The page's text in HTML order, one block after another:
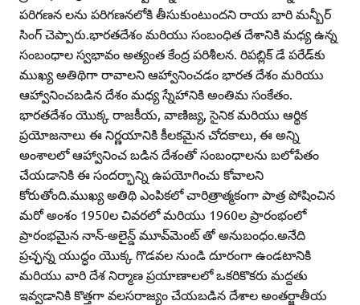
పరిగణన లను పరిగణనలోకి తీసుకుంటుందని రాయ బారి మన్బీర్‌
సింగ్‌ చెప్పారు.భారతదేశం మరియు సంబంధిత దేశానికి మధ్య ఉన్న
సంబంధాల స్వభావం అత్యంత కేంద్ర పరిశీలన. రిపబ్లిక్‌ డే పరేడ్‌కు
ముఖ్య అతిథిగా రావాలని ఆహ్వానించడం భారత దేశం మరియు
ఆహ్వానించబడిన దేశం మధ్య స్నేహానికి అంతిమ సంకేతం.
భారతదేశం యొక్క రాజకీయ, వాణిజ్య, సైనిక మరియు ఆర్థిక
ప్రయోజనాలు ఈ నిర్ణయానికి కీలకమైన చోదకాలు, ఈ అన్ని
అంశాలలో ఆహ్వానించ బడిన దేశంతో సంబంధాలను బలోపేతం
చేయడానికి ఈ సందర్భాన్ని ఉపయోగించు కోవాలని
కోరుతోంది.ముఖ్య అతిథి ఎంపికలో చారిత్రాత్మకంగా పాత్ర పోషించిన
మరో అంశం 1950ల చివరలో మరియు 1960ల ప్రారంభంలో
ప్రారంభమైన నాన్‌-అలైన్డ్‌ మూవ్‌మెంట్‌ తో అనుబంధం.అనేది
ప్రచ్ఛన్న యుద్ధం యొక్క గొడవల నుండి దూరంగా ఉండటానికి
మరియు వారి దేశ నిర్మాణ ప్రయాణాలలో ఒకరికొకరు మద్దతు
ఇవ్వడానికి కొత్తగా వలసరాజ్యం చేయబడిన దేశాల అంతర్జాతీయ